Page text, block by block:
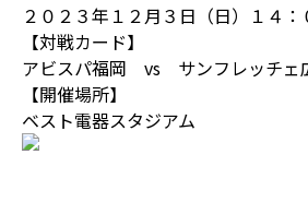
２０２３年１２月３日（日）１４
【対戦カード】
アビスパ福岡 vs サンフレッチェ
【開催場所】
ベスト電器スタジアム